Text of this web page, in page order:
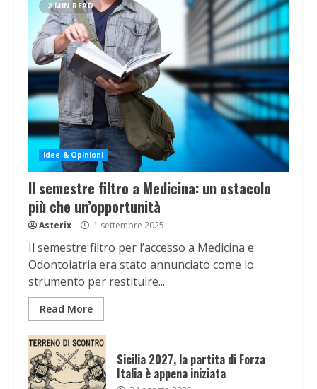
2 MIN READ
Idee & Opinioni
Il semestre filtro a Medicina: un ostacolo
più che un’opportunità
Asterix 1 settembre 2025
Il semestre filtro per l’accesso a Medicina e
Odontoiatria era stato annunciato come lo
strumento per restituire...
Read More
Sicilia 2027, la partita di Forza
Italia è appena iniziata